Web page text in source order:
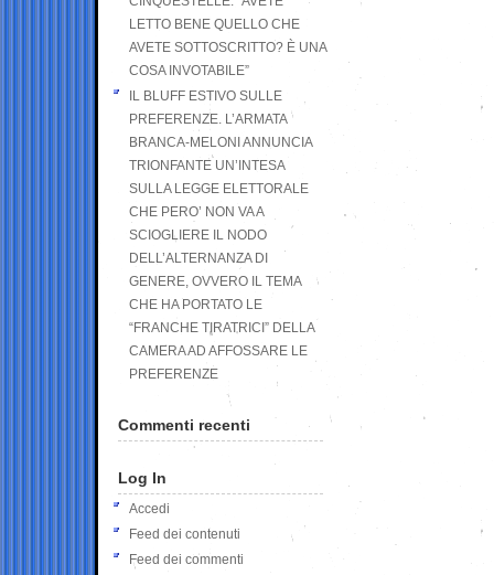
LETTO BENE QUELLO CHE
AVETE SOTTOSCRITTO? È UNA
COSA INVOTABILE”
IL BLUFF ESTIVO SULLE
PREFERENZE. L’ARMATA
BRANCA-MELONI ANNUNCIA
TRIONFANTE UN’INTESA
SULLA LEGGE ELETTORALE
CHE PERO’ NON VA A
SCIOGLIERE IL NODO
DELL’ALTERNANZA DI
GENERE, OVVERO IL TEMA
CHE HA PORTATO LE
“FRANCHE TIRATRICI” DELLA
CAMERA AD AFFOSSARE LE
PREFERENZE
Commenti recenti
Log In
Accedi
Feed dei contenuti
Feed dei commenti